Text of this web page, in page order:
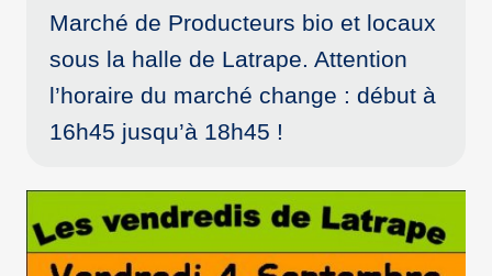
Marché de Producteurs bio et locaux
sous la halle de Latrape. Attention
l’horaire du marché change : début à
16h45 jusqu’à 18h45 !